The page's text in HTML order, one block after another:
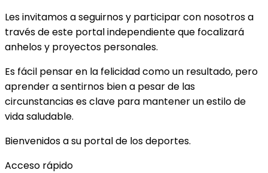
Les invitamos a seguirnos y participar con nosotros a
través de este portal independiente que focalizará
anhelos y proyectos personales.
Es fácil pensar en la felicidad como un resultado, pero
aprender a sentirnos bien a pesar de las
circunstancias es clave para mantener un estilo de
vida saludable.
Bienvenidos a su portal de los deportes.
Acceso rápido